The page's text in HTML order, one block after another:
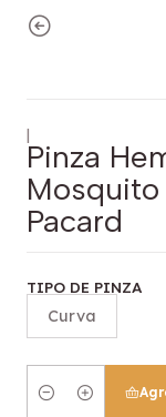
|
Pinza
Mosquito
Pacard
TIPO DE PINZA
Curva
Cantidad